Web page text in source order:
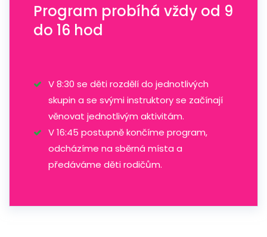
Program probíhá vždy od 9
do 16 hod
V 8:30 se děti rozdělí do jednotlivých
skupin a se svými instruktory se začínají
věnovat jednotlivým aktivitám.
V 16:45 postupně končíme program,
odcházíme na sběrná místa a
předáváme děti rodičům.